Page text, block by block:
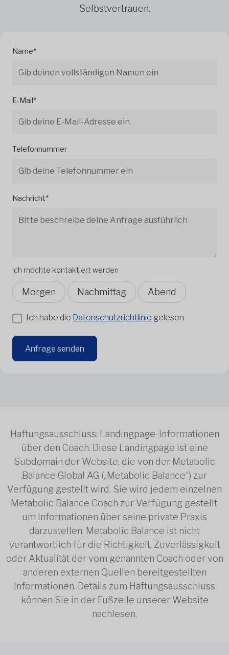
Selbstvertrauen.
Name*
E-Mail*
Telefonnummer
Nachricht*
Ich möchte kontaktiert werden
Morgen Nachmittag Abend
Ich habe die Datenschutzrichtlinie gelesen
Anfrage senden
Haftungsausschluss: Landingpage-Informationen
über den Coach. Diese Landingpage ist eine
Subdomain der Website, die von der Metabolic
Balance Global AG („Metabolic Balance“) zur
Verfügung gestellt wird. Sie wird jedem einzelnen
Metabolic Balance Coach zur Verfügung gestellt,
um Informationen über seine private Praxis
darzustellen. Metabolic Balance ist nicht
verantwortlich für die Richtigkeit, Zuverlässigkeit
oder Aktualität der vom genannten Coach oder von
anderen externen Quellen bereitgestellten
Informationen. Details zum Haftungsausschluss
können Sie in der Fußzeile unserer Website
nachlesen.